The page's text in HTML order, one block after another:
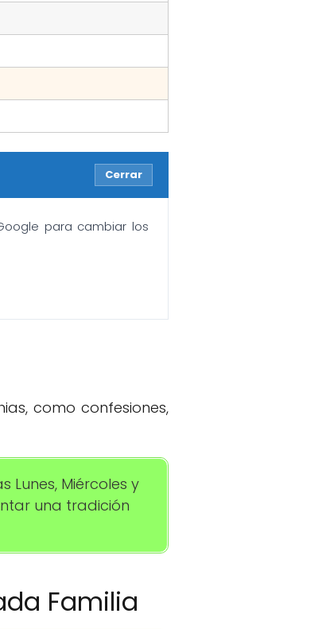
Cerrar
para cambiar los
como confesiones,
Lunes, Miércoles y
una tradición
Familia